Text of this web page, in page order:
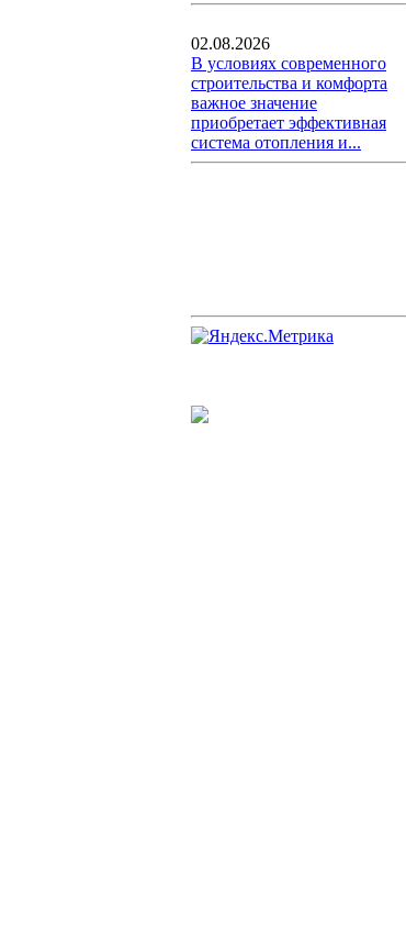
02.08.2026
В условиях современного
строительства и комфорта
важное значение
приобретает эффективная
система отопления и...